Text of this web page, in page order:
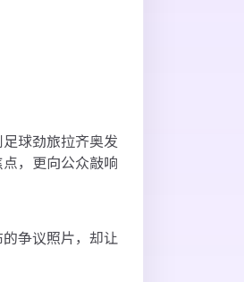
球劲旅拉齐奥发
，更向公众敲响
争议照片，却让